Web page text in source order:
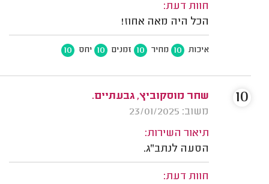
חוות דעת:
הכל היה מאה אחוז!
איכות 10 מחיר 10 זמנים 10 יחס 10
שחר מוסקוביץ, גבעתיים.
משוב: 23/01/2025
תיאור השירות:
הסעה לנתב"ג.
חוות דעת:
10